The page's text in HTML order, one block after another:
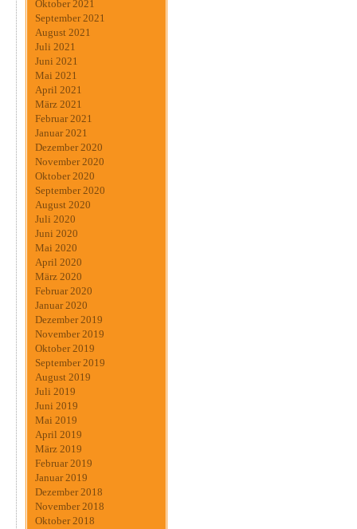
Oktober 2021
September 2021
August 2021
Juli 2021
Juni 2021
Mai 2021
April 2021
März 2021
Februar 2021
Januar 2021
Dezember 2020
November 2020
Oktober 2020
September 2020
August 2020
Juli 2020
Juni 2020
Mai 2020
April 2020
März 2020
Februar 2020
Januar 2020
Dezember 2019
November 2019
Oktober 2019
September 2019
August 2019
Juli 2019
Juni 2019
Mai 2019
April 2019
März 2019
Februar 2019
Januar 2019
Dezember 2018
November 2018
Oktober 2018